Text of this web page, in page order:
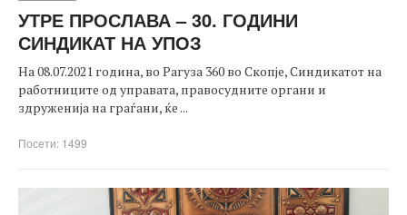
УТРЕ ПРОСЛАВА – 30. ГОДИНИ
СИНДИКАТ НА УПОЗ
На 08.07.2021 година, во Рагуза 360 во Скопје, Синдикатот на
работниците од управата, правосудните органи и
здруженија на граѓани, ќе ...
Посети: 1499